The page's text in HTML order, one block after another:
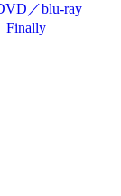
Finally